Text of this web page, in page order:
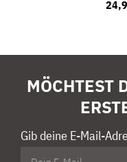
MÖCHTEST
Gib deine E-Mail-